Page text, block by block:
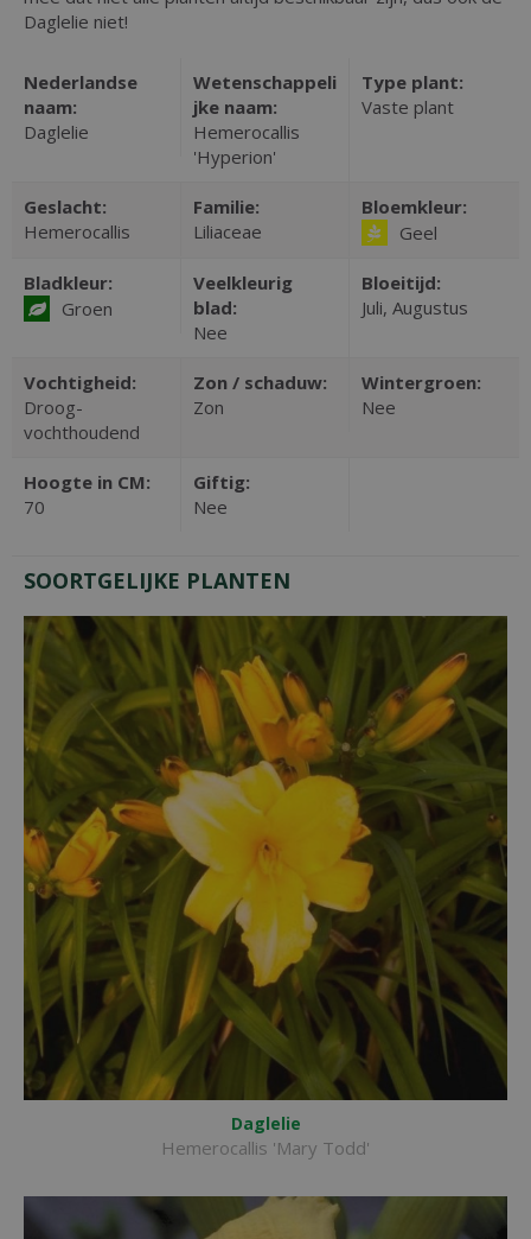
Daglelie niet!
Nederlandse
naam:
Daglelie
Wetenschappeli
jke naam:
Hemerocallis
'Hyperion'
Type plant:
Vaste plant
Geslacht:
Hemerocallis
Familie:
Liliaceae
Bloemkleur:
Geel
Bladkleur:
Groen
Veelkleurig
blad:
Nee
Bloeitijd:
Juli, Augustus
Vochtigheid:
Droog-
vochthoudend
Zon / schaduw:
Zon
Wintergroen:
Nee
Hoogte in CM:
70
Giftig:
Nee
SOORTGELIJKE PLANTEN
Daglelie
Hemerocallis 'Mary Todd'